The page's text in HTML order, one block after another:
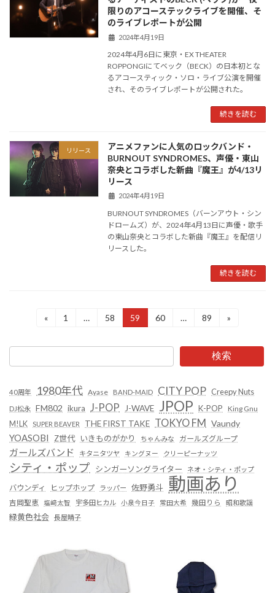
限りのアコーステックライブを開催、そ
のライブレポートが公開
2024年4月19日
2024年4月6日に東京・EX THEATER
ROPPONGIにてベック（BECK）の日本初とな
るアコースティック・ソロ・ライブ公演を開催
され、そのライブレポートが公開された。
続きを読む
リリース
アニメファンに人気のロックバンド・
BURNOUT SYNDROMES、声優・東山
奈央とコラボした新曲『魔王』が4/13リ
リース
2024年4月19日
BURNOUT SYNDROMES（バーンアウト・シン
ドロームズ）が、2024年4月13日に声優・歌手
の東山奈央とコラボした新曲『魔王』を配信リ
リースした。
続きを読む
ー
ジ
送
り
«
固
ジ
1 …
固
ジ
58
固
定
ジ
59
固
ジ
60 …
固
ジ
89 »
検索
40周年 1980年代 Ayase BAND-MAID CITY POP Creepy Nuts
DJ松永 FM802 ikura J-POP J-WAVE JPOP K-POP
King Gnu
M!LK
SUPER BEAVER THE FIRST TAKE TOKYO FM Vaundy
YOASOBI Z世代 いきものがかり ちゃんみな ガールズグループ
ガールズバンド キタニタツヤ キングヌー クリーピーナッツ
シティ・ポップ シンガーソングライター ネオ・シティ・ポップ
バウンディ ヒップホップ ラッパー 佐野勇斗 動画あり
吉岡聖恵 塩﨑太智 宇多田ヒカル 小泉今日子 常田大希 幾田りら 昭和歌謡
緑黄色社会 長屋晴子